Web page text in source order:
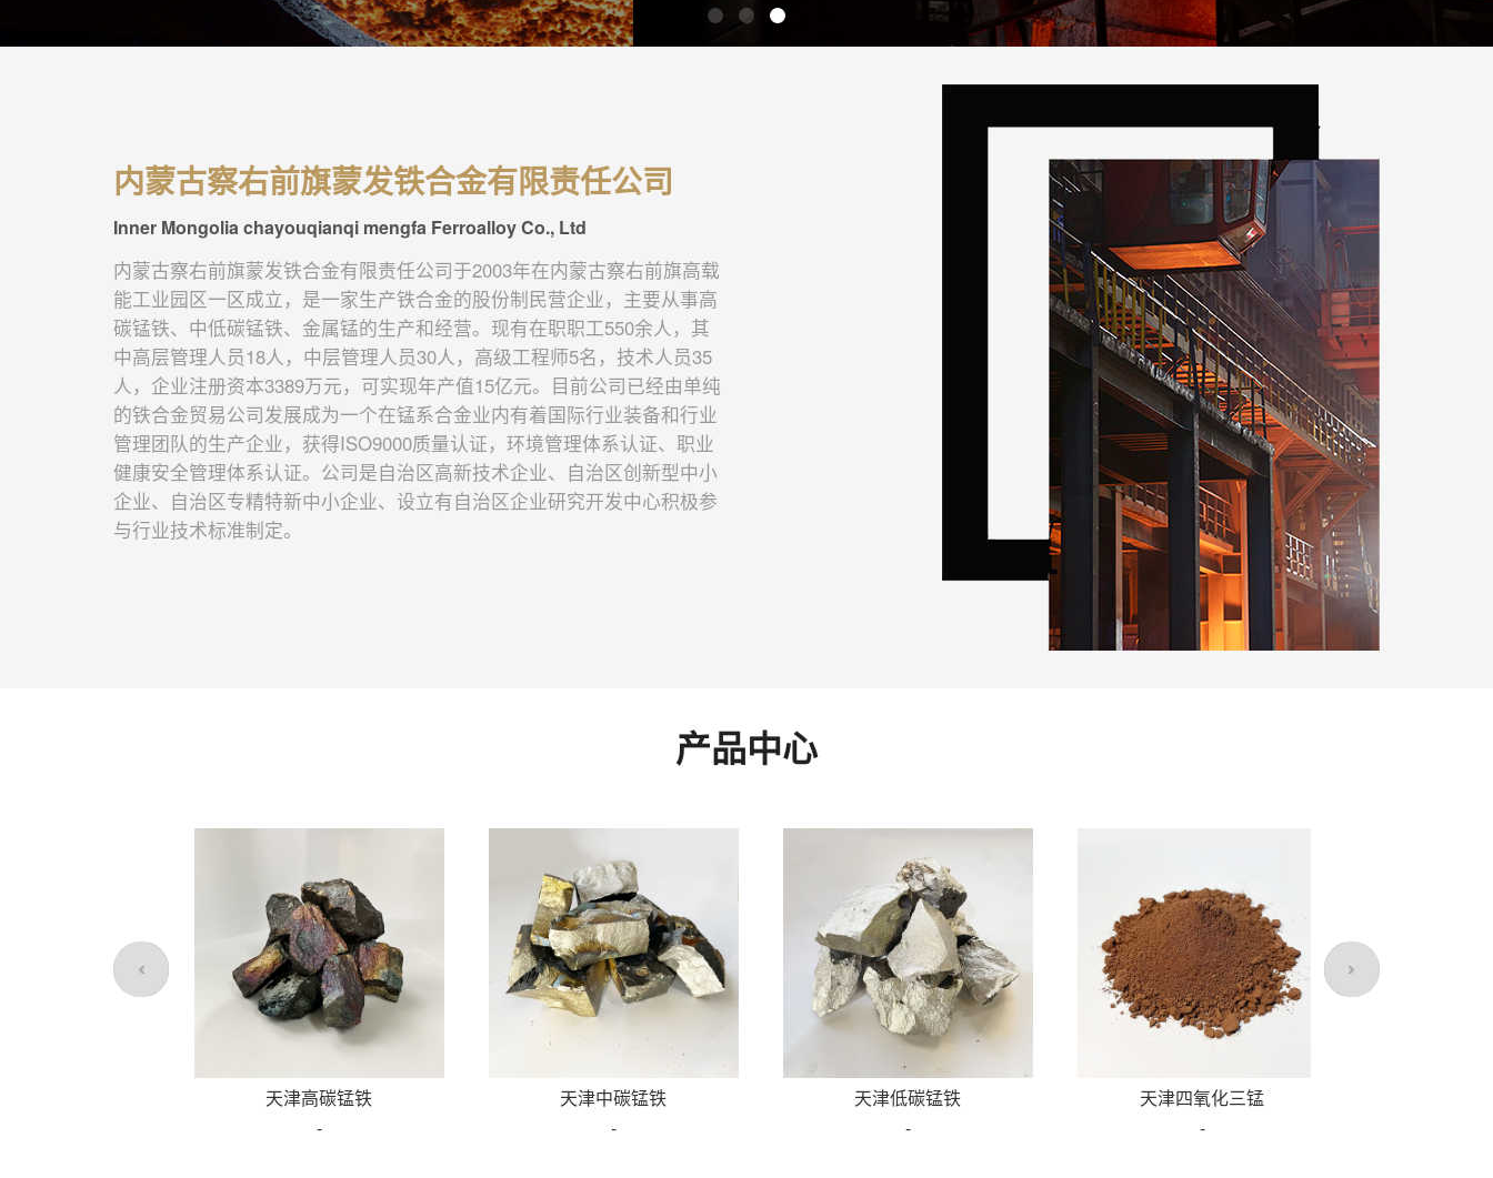
内蒙古察右前旗蒙发铁合金有限责任公司
Inner Mongolia chayouqianqi mengfa Ferroalloy Co., Ltd
内蒙古察右前旗蒙发铁合金有限责任公司于2003年在内蒙古察右前旗高载
能工业园区一区成立，是一家生产铁合金的股份制民营企业，主要从事高
碳锰铁、中低碳锰铁、金属锰的生产和经营。现有在职职工550余人，其
中高层管理人员18人，中层管理人员30人，高级工程师5名，技术人员35
人，企业注册资本3389万元，可实现年产值15亿元。目前公司已经由单纯
的铁合金贸易公司发展成为一个在锰系合金业内有着国际行业装备和行业
管理团队的生产企业，获得ISO9000质量认证，环境管理体系认证、职业
健康安全管理体系认证。公司是自治区高新技术企业、自治区创新型中小
企业、自治区专精特新中小企业、设立有自治区企业研究开发中心积极参
与行业技术标准制定。
产品中心
天津高碳锰铁
-
天津中碳锰铁
-
天津低碳锰铁
-
天津四氧化三锰
-